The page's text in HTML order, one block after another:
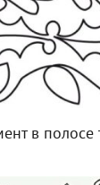
в полосе